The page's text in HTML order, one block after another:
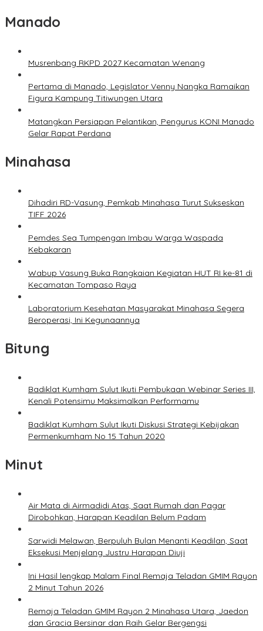
Manado
Musrenbang RKPD 2027 Kecamatan Wenang
Pertama di Manado, Legislator Venny Nangka Ramaikan
Figura Kampung Titiwungen Utara
Matangkan Persiapan Pelantikan, Pengurus KONI Manado
Gelar Rapat Perdana
Minahasa
Dihadiri RD-Vasung, Pemkab Minahasa Turut Sukseskan
TIFF 2026
Pemdes Sea Tumpengan Imbau Warga Waspada
Kebakaran
Wabup Vasung Buka Rangkaian Kegiatan HUT RI ke-81 di
Kecamatan Tompaso Raya
Laboratorium Kesehatan Masyarakat Minahasa Segera
Beroperasi, Ini Kegunaannya
Bitung
Badiklat Kumham Sulut Ikuti Pembukaan Webinar Series III,
Kenali Potensimu Maksimalkan Performamu
Badiklat Kumham Sulut Ikuti Diskusi Strategi Kebijakan
Permenkumham No 15 Tahun 2020
Minut
Air Mata di Airmadidi Atas, Saat Rumah dan Pagar
Dirobohkan, Harapan Keadilan Belum Padam
Sarwidi Melawan, Berpuluh Bulan Menanti Keadilan, Saat
Eksekusi Menjelang Justru Harapan Diuji
Ini Hasil lengkap Malam Final Remaja Teladan GMIM Rayon
2 Minut Tahun 2026
Remaja Teladan GMIM Rayon 2 Minahasa Utara, Jaedon
dan Gracia Bersinar dan Raih Gelar Bergengsi